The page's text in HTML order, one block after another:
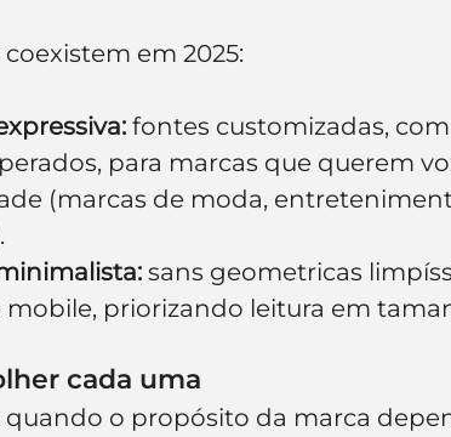
em 2025:
fontes customizadas,
para marcas que querem
(marcas de moda,
sans geometricas
mobile, priorizando leitura em
cada uma
quando o propósito da marca